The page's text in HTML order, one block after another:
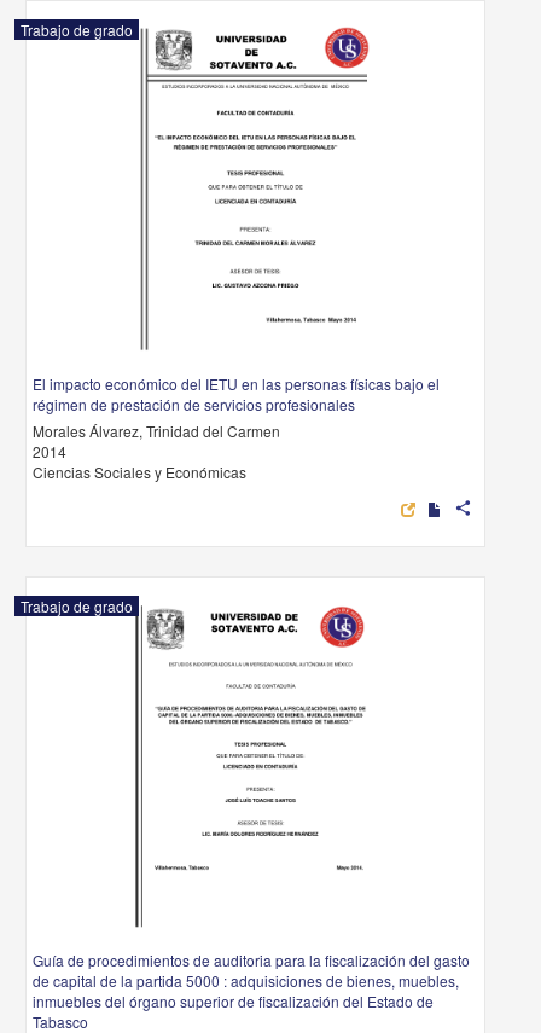
Trabajo de grado
El impacto económico del IETU en las personas físicas bajo el
régimen de prestación de servicios profesionales
Morales Álvarez, Trinidad del Carmen
2014
Ciencias Sociales y Económicas
share
Trabajo de grado
Guía de procedimientos de auditoria para la fiscalización del gasto
de capital de la partida 5000 : adquisiciones de bienes, muebles,
inmuebles del órgano superior de fiscalización del Estado de
Tabasco